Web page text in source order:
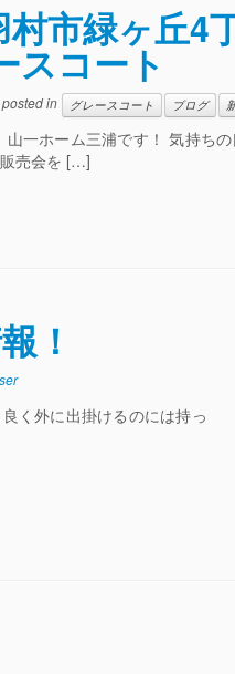
村市緑ヶ丘4
スコート
in グレースコート ブログ
山一ホーム三浦です！ 気持ち
売会を […]
！
く外に出掛けるのには持っ